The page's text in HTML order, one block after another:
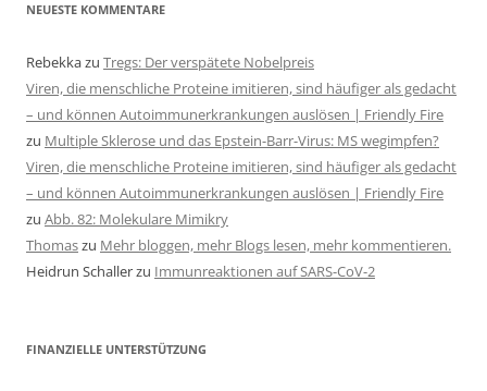
NEUESTE KOMMENTARE
Rebekkazu Tregs: Der verspätete Nobelpreis
Viren, die menschliche Proteine imitieren, sind häufiger als gedacht
– und können Autoimmunerkrankungen auslösen | Friendly Fire
zu Multiple Sklerose und das Epstein-Barr-Virus: MS wegimpfen?
Viren, die menschliche Proteine imitieren, sind häufiger als gedacht
– und können Autoimmunerkrankungen auslösen | Friendly Fire
zu Abb. 82: Molekulare Mimikry
Thomaszu Mehr bloggen, mehr Blogs lesen, mehr kommentieren.
Heidrun Schallerzu Immunreaktionen auf SARS-CoV-2
FINANZIELLE UNTERSTÜTZUNG